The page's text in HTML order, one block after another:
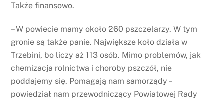
Także finansowo.
– W powiecie mamy około 260 pszczelarzy. W tym
gronie są także panie. Największe koło działa w
Trzebini, bo liczy aż 113 osób. Mimo problemów, jak
chemizacja rolnictwa i choroby pszczół, nie
poddajemy się. Pomagają nam samorządy –
powiedział nam przewodniczący Powiatowej Rady